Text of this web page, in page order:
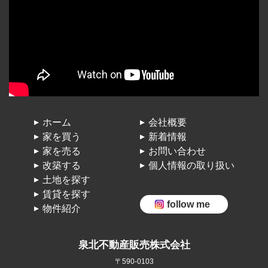
泉北不動産販売株式会社
〒590-0103
ホーム
家を買う
家を売る
改築する
土地を探す
賃貸を探す
物件紹介
会社概要
新着情報
お問い合わせ
個人情報の取り扱い
follow me